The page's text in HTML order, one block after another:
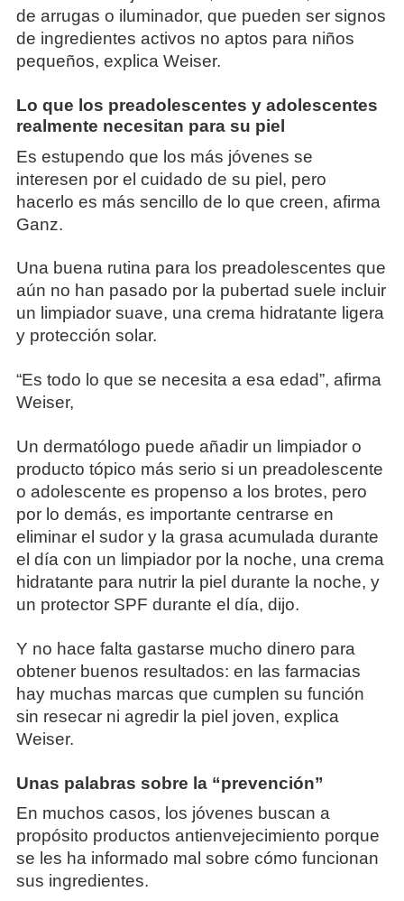
de arrugas o iluminador, que pueden ser signos
de ingredientes activos no aptos para niños
pequeños, explica Weiser.
Lo que los preadolescentes y adolescentes
realmente necesitan para su piel
Es estupendo que los más jóvenes se
interesen por el cuidado de su piel, pero
hacerlo es más sencillo de lo que creen, afirma
Ganz.
Una buena rutina para los preadolescentes que
aún no han pasado por la pubertad suele incluir
un limpiador suave, una crema hidratante ligera
y protección solar.
“Es todo lo que se necesita a esa edad”, afirma
Weiser,
Un dermatólogo puede añadir un limpiador o
producto tópico más serio si un preadolescente
o adolescente es propenso a los brotes, pero
por lo demás, es importante centrarse en
eliminar el sudor y la grasa acumulada durante
el día con un limpiador por la noche, una crema
hidratante para nutrir la piel durante la noche, y
un protector SPF durante el día, dijo.
Y no hace falta gastarse mucho dinero para
obtener buenos resultados: en las farmacias
hay muchas marcas que cumplen su función
sin resecar ni agredir la piel joven, explica
Weiser.
Unas palabras sobre la “prevención”
En muchos casos, los jóvenes buscan a
propósito productos antienvejecimiento porque
se les ha informado mal sobre cómo funcionan
sus ingredientes.